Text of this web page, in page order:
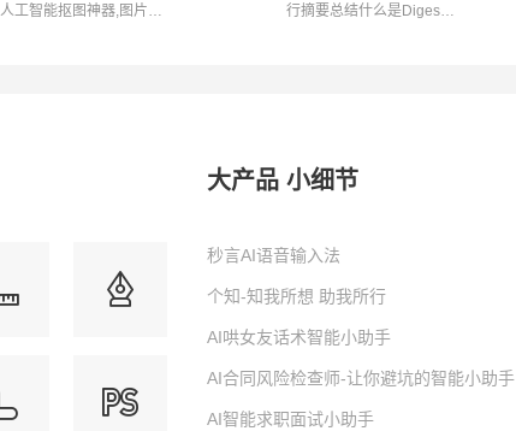
人工智能抠图神器,图片视
行摘要总结什么是Digest?
大产品 小细节
秒言AI语音输入法
个知-知我所想 助我所行
AI哄女友话术智能小助手
AI合同风险检查师-让你避坑的智能小助手
AI智能求职面试小助手